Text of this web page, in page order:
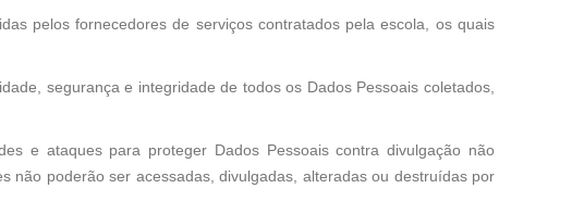
pelos fornecedores de serviços contratados pela escola, os quais
segurança e integridade de todos os Dados Pessoais coletados,
e ataques para proteger Dados Pessoais contra divulgação não
não poderão ser acessadas, divulgadas, alteradas ou destruídas por